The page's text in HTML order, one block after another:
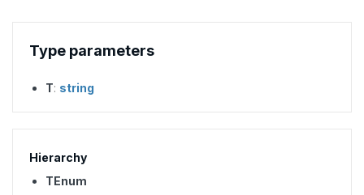
Type parameters
T: string
Hierarchy
TEnum